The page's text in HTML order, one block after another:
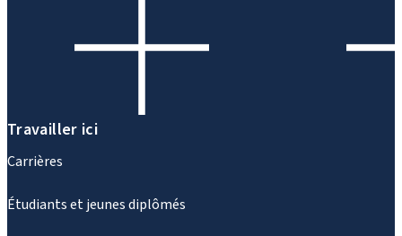
Travailler ici
Carrières
Étudiants et jeunes diplômés